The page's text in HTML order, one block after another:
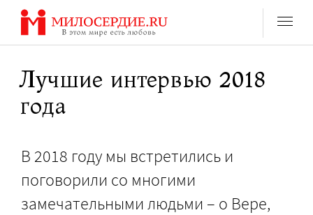
Перейти
содержанию
Лучшие интервью 2018
года
В 2018 году мы встретились и
поговорили со многими
замечательными людьми – о Вере,